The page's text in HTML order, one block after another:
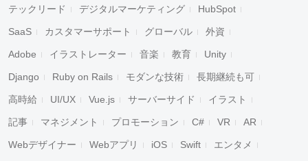
テックリード デジタルマーケティング HubSpot
SaaS カスタマーサポート グローバル 外資
Adobe イラストレーター 音楽 教育 Unity
Django Ruby on Rails モダンな技術 長期継続も可
高時給 UI/UX Vue.js サーバーサイド イラスト
記事 マネジメント プロモーション C# VR AR
Webデザイナー Webアプリ iOS Swift エンタメ